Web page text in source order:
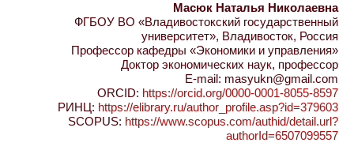
Масюк Наталья Николаевна
ФГБОУ ВО «Владивостокский государственный
университет», Владивосток, Россия
Профессор кафедры «Экономики и управления»
Доктор экономических наук, профессор
E-mail: masyukn@gmail.com
ORCID: https://orcid.org/0000-0001-8055-8597
РИНЦ: https://elibrary.ru/author_profile.asp?id=379603
SCOPUS: https://www.scopus.com/authid/detail.url?
authorId=6507099557